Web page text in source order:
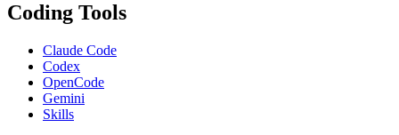
Coding Tools
Claude Code
Codex
OpenCode
Gemini
Skills